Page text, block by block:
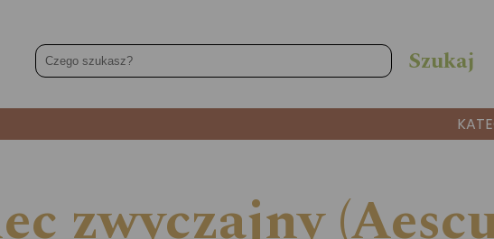
zwyczajny